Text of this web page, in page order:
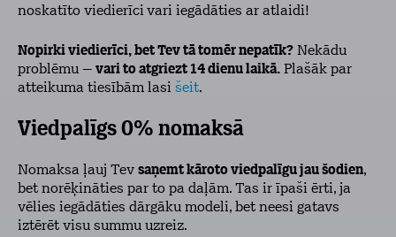
noskatīto viedierīci vari iegādāties ar atlaidi!
Nopirki viedierīci, bet Tev tā tomēr nepatīk? Nekādu
problēmu – vari to atgriezt 14 dienu laikā. Plašāk par
atteikuma tiesībām lasi šeit.
Viedpalīgs 0% nomaksā
Nomaksa ļauj Tev saņemt kāroto viedpalīgu jau šodien,
bet norēķināties par to pa daļām. Tas ir īpaši ērti, ja
vēlies iegādāties dārgāku modeli, bet neesi gatavs
iztērēt visu summu uzreiz.